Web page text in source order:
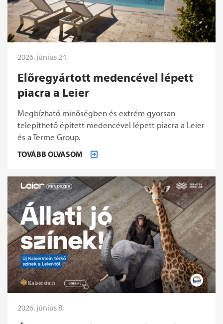
2026. június 24.
Előregyártott medencével lépett
piacra a Leier
Megbízható minőségben és extrém gyorsan
telepíthető épített medencével lépett piacra a Leier
és a Terme Group.
TOVÁBB OLVASOM
2026. június 8.